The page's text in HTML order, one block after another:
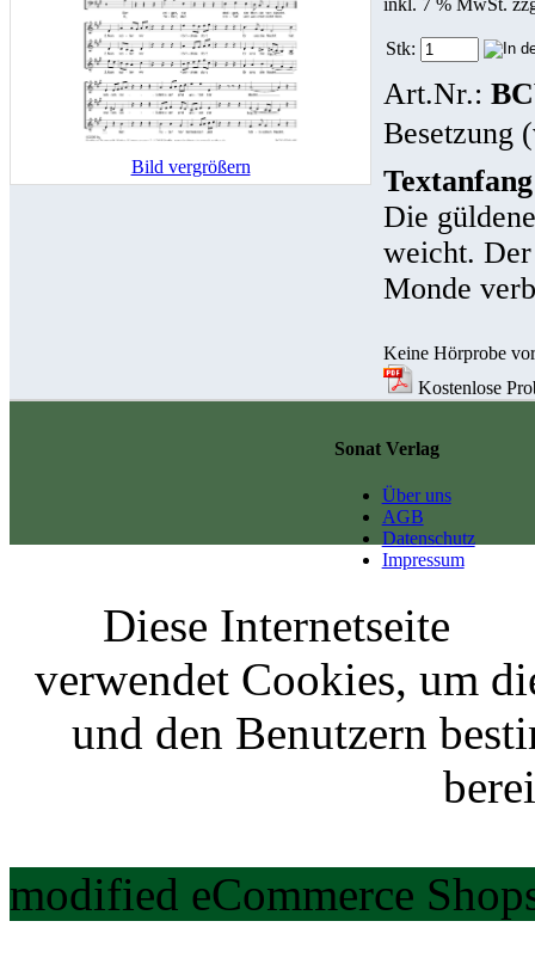
Bild vergrößern
Stk:
Art.Nr.:
Besetzung
Die
weicht.
Monde
Keine Hörprobe
Kostenlose
Sonat Verlag
Über uns
AGB
Datenschutz
Impressum
Diese Internetseite
verwendet Cookies, um
und den Benutzern
modified eCommerce